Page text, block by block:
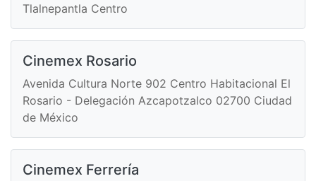
Tlalnepantla Centro
Cinemex Rosario
Avenida Cultura Norte 902 Centro Habitacional El
Rosario - Delegación Azcapotzalco 02700 Ciudad
de México
Cinemex Ferrería